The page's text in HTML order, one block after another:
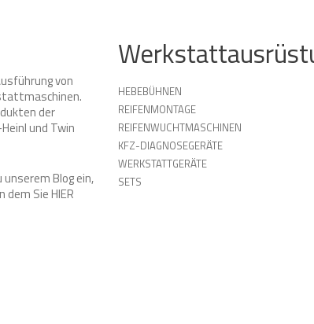
von
der
und Twin
unserem Blog ein,
dem SieHIER
HEBEBÜHNEN
REIFENMONTAGE
REIFENWUCHTMASCHINEN
KFZ-DIAGNOSEGERÄTE
WERKSTATTGERÄTE
SETS